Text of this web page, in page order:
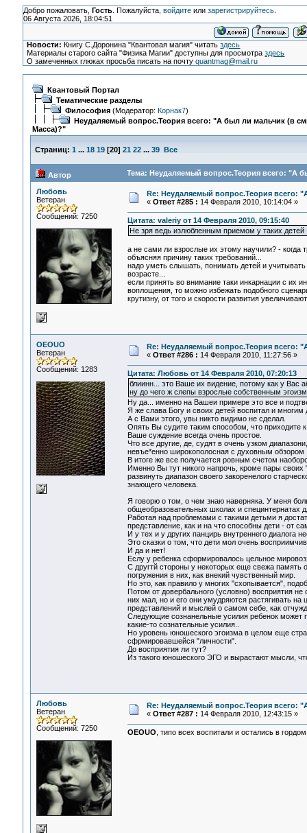
Добро пожаловать, Гость. Пожалуйста, войдитеили зарегистрируйтесь.
06 Августа 2026, 18:04:51
Новости: Книгу С.Доронина "Квантовая магия" читатьздесь
Материалы старого сайта "Физика Магии" доступны для просмотраздесь
О замеченных глюках просьба писать на почтуquantmag@mail.ru
Квантовый Портал
Тематические разделы
Философия(Модератор: Корнак7)
Неудаляемый вопрос.Теория всего: "А был ли мальчик (в
Масса)?"
Страниц: 1 ... 18 19[20] 21 22 ... 39 Все
Автор Тема: Неудаляемый вопрос.Теория всего: "А
Любовь
Ветеран
Сообщений: 7250
Re: Неудаляемый вопрос.Теория всего:
« Ответ #285 : 14 Февраля 2010, 10:14:04 »
Цитата: valeriy от 14 Февраля 2010, 09:15:40
Не зря ведь излюбленным приемом у таких детей
а не сами ли взрослые их этому научили? - когда
объясняя причину таких требований...
надо уметь слышать, понимать детей и
возрасте...
если принять во внимание таки инкарнации с их
воплощения, то можно избежать подобного
крутизну, от того и скорости развития
OEOUO
Ветеран
Сообщений: 1283
Re: Неудаляемый вопрос.Теория всего:
« Ответ #286 : 14 Февраля 2010, 11:27:56 »
Цитата: Любовь от 14 Февраля 2010, 07:20:13
блиинн... это Ваше их видение, потому как у Вас
ну до чего ж слепы взрослые собственным
Ну да... именно на Вашеи примере это все и
Я же слава Богу и своих детей воспитал и
А с Вами этого, увы никто видимо не сделал.
Опять Вы судите таким способом, что
Ваше суждение всегда очень простое.
Что все другие, де, судят в очень узком
невъе*енно широкополосная с духовным
В итоге же все получается ровным счетом
Именно Вы тут никого напрочь, кроме пары
развинуть диапазон своего закоренелого
знающего человека.
Я говорю о том, о чем знаю наверняка. У меня
общеобразовательных школах и специнтернатах
Работая над проблемами с такими детьми я
представление, как и на что способны дети - от
И у тех и у других панцирь внутреннего диалога
Это сказки о том, что дети мол очень
И да и нет!
Еслу у ребенка сформировалось цельное
С другтй стороны у некоторых еще свежа память
погружения в них, как внекий чувственный мир.
Но это, как правило у многих "схопывается",
Потом от довербального (условно) восприятия
них мал, но и его они умудряются растягивать
представлений и мыслей о самом себе, как
Следующие сознанельные усилия ребенок может
какие-то сознательные усилия..
Но уровень юношеского эгоизма в целом еще
сфрмировавшейся "личности".
До восприятия ли тут?
Из такого юношеского ЭГО и вырастают мысли,
Любовь
Ветеран
Сообщений: 7250
Re: Неудаляемый вопрос.Теория всего:
« Ответ #287 : 14 Февраля 2010, 12:43:15 »
OEOUO , типо всех воспитали и остались в